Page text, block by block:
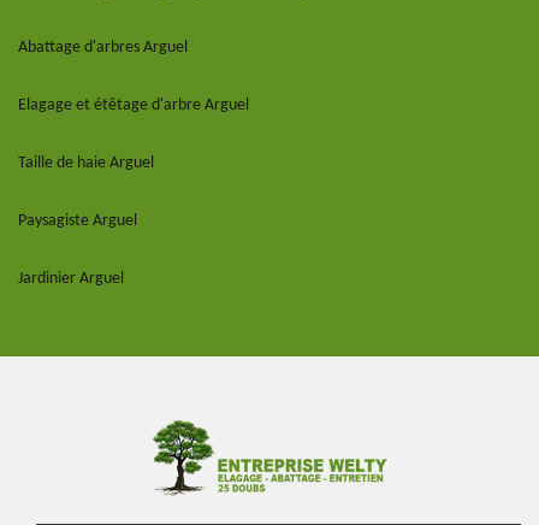
Abattage d'arbres Arguel
Elagage et étêtage d'arbre Arguel
Taille de haie Arguel
Paysagiste Arguel
Jardinier Arguel